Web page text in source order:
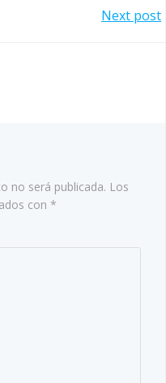
Navegación
Next post
no será publicada. Los
con *